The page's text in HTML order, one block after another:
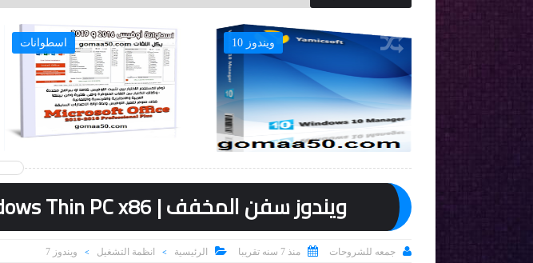
اسطوانات ويندوز 10
ويندوز سفن المخفف | Windows Thin PC x86 | مارس 2019
 جمعه للشروحات  منذ 7 سنه تقريبا  الرئيسية > انظمة التشغيل > ويندوز 7